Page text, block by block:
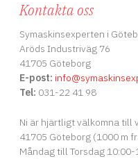
Kontakta oss
Symaskinsexperten i
Aröds Industriväg 76
41705 Göteborg
E-post: info
Tel: 031-22 41 98
Ni är hjärtligt välkomna till
41705 Göteborg (1000 m
Måndag till Torsdag 10:00-